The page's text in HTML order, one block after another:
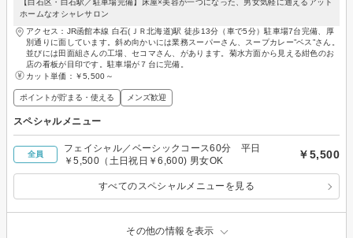
【白石区・白石駅／駐車場完備】床屋×美容が一つになった、男女気軽に通えるアット
ホームなオシャレサロン
アクセス：JR函館本線 白石(ＪＲ北海道)駅 徒歩13分（車で5分）駐車場7台完備、厚
別通りに面しています。斜め向かいには業務スーパーさん、スープカレー”ベス”さん。
並びには田面組さんの工場、セコマさん、があります。菊水方面から見える紺色のお
店の看板が目印です。駐車場が７台に完備。
カット単価： ￥5,500～
ポイントが貯まる・使える メンズ歓迎
スペシャルメニュー
全員
フェイシャル／ベーシックコース60分 平日
￥5,500（土日祝日￥6,600) 男女OK
￥5,500
すべてのスペシャルメニューを見る
その他の情報を表示